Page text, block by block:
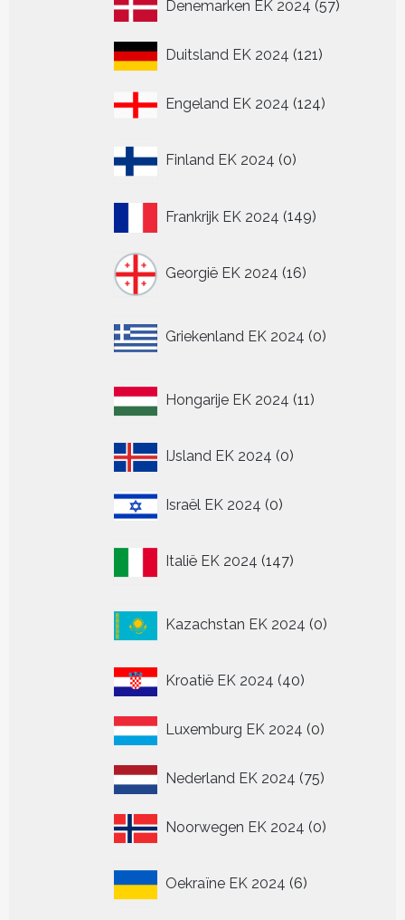
Denemarken EK 2024 57
Duitsland EK 2024 121121
Engeland EK 2024 124124
Finland EK 2024 0
producten
Frankrijk EK 2024 149149
Georgië EK 2024 16
producten
Griekenland EK 2024 0
producten
Hongarije EK 2024 11
producten
IJsland EK 2024 00
Israël EK 2024 00
Italië EK 2024 147
producten
Kazachstan EK 2024 0
producten
Kroatië EK 2024 4040
Luxemburg EK 2024 00
Nederland EK 2024 7575
Noorwegen EK 2024 00
Oekraïne EK 2024 6
producten